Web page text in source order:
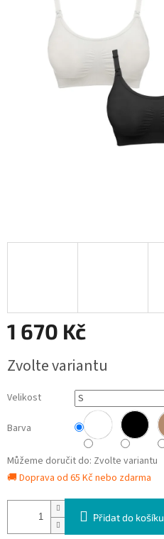
hvězdiček.
1 670 Kč
cena:
Zvolte variantu
Velikost
Barva
Můžeme doručit do: Zvolte variantu
🚚 Doprava od 65 Kč nebo zdarma
Přidat do košíku